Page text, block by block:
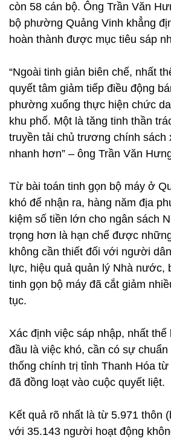
còn 58 cán bộ. Ông Trần Văn
bộ phường Quảng Vinh khẳng
hoàn thành được mục tiêu sáp
“Ngoài tinh giản biên chế, nhất
quyết tâm giảm tiếp điều động
phường xuống thực hiện chức
khu phố. Một là tăng tinh thần
truyền tải chủ trương chính sách
nhanh hơn” – ông Trần Văn
Từ bài toán tinh gọn bộ máy ở
khó để nhận ra, hàng năm địa
kiệm số tiền lớn cho ngân sách
trọng hơn là hạn chế được
không cần thiết đối với người
lực, hiệu quả quản lý Nhà nước,
tinh gọn bộ máy đã cắt giảm
tục.
Xác định việc sáp nhập, nhất
đầu là việc khó, cần có sự
thống chính trị tỉnh Thanh Hóa
đã đồng loạt vào cuộc quyết liệt.
Kết quả rõ nhất là từ 5.971 thôn
với 35.143 người hoạt động